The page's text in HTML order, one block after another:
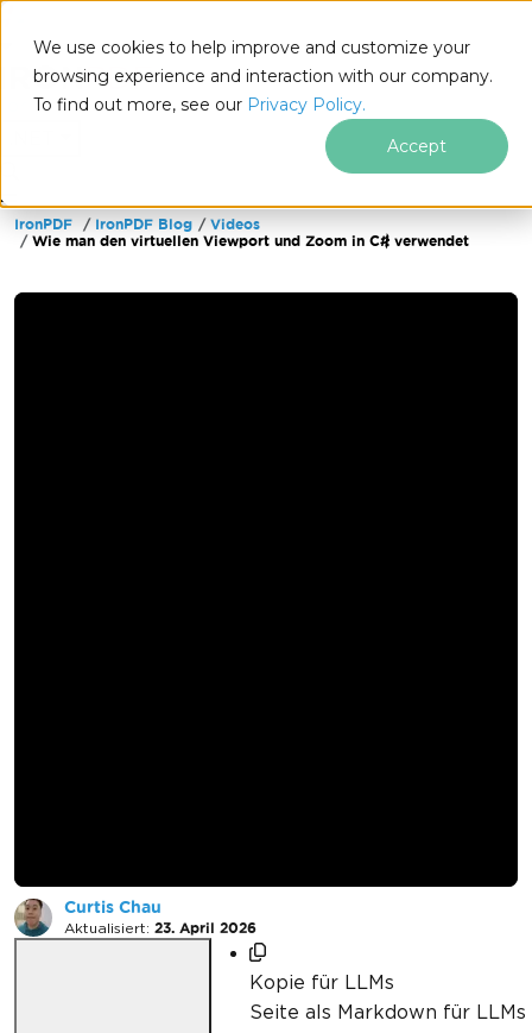
We use cookies to help improve and customize your
browsing experience and interaction with our company.
To find out more, see our Privacy Policy.
Accept
Zum Fußzeileninhalt springen
IronPDF IronPDF Blog
Videos
Wie man den virtuellen Viewport und Zoom in C# verwendet
Curtis Chau
Aktualisiert: 23. April 2026
Kopie für LLMs
Seite als Markdown für